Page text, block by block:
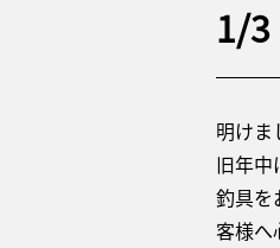
1/3
明けま
旧年中
釣具を
客様へ